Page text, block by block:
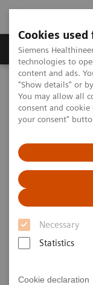
Cookies
Siemens
technologies to
content and ads.
"Show details" or
You may allow all
consent and
your consent"
Necessary
Statistics
Cookie declaration
지멘스 헬시니어스
지멘스 헬시니어스(주)
지멘스헬시니어스,
에 210억원 투자
지멘스 헬시니
지멘스헬
음파 의료
억원 투자